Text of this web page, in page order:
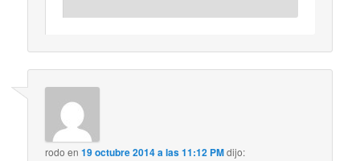
rodo en19 octubre 2014 a las 11:12 PMdijo: